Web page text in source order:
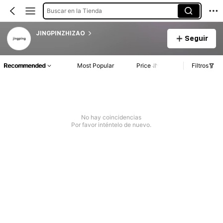
Buscar en la Tienda
JINGPINZHIZAO
Seguir
Recommended Most Popular Price Filtros
No hay coincidencias
Por favor inténtelo de nuevo.